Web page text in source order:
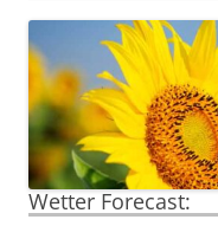
Wetter Forecast: